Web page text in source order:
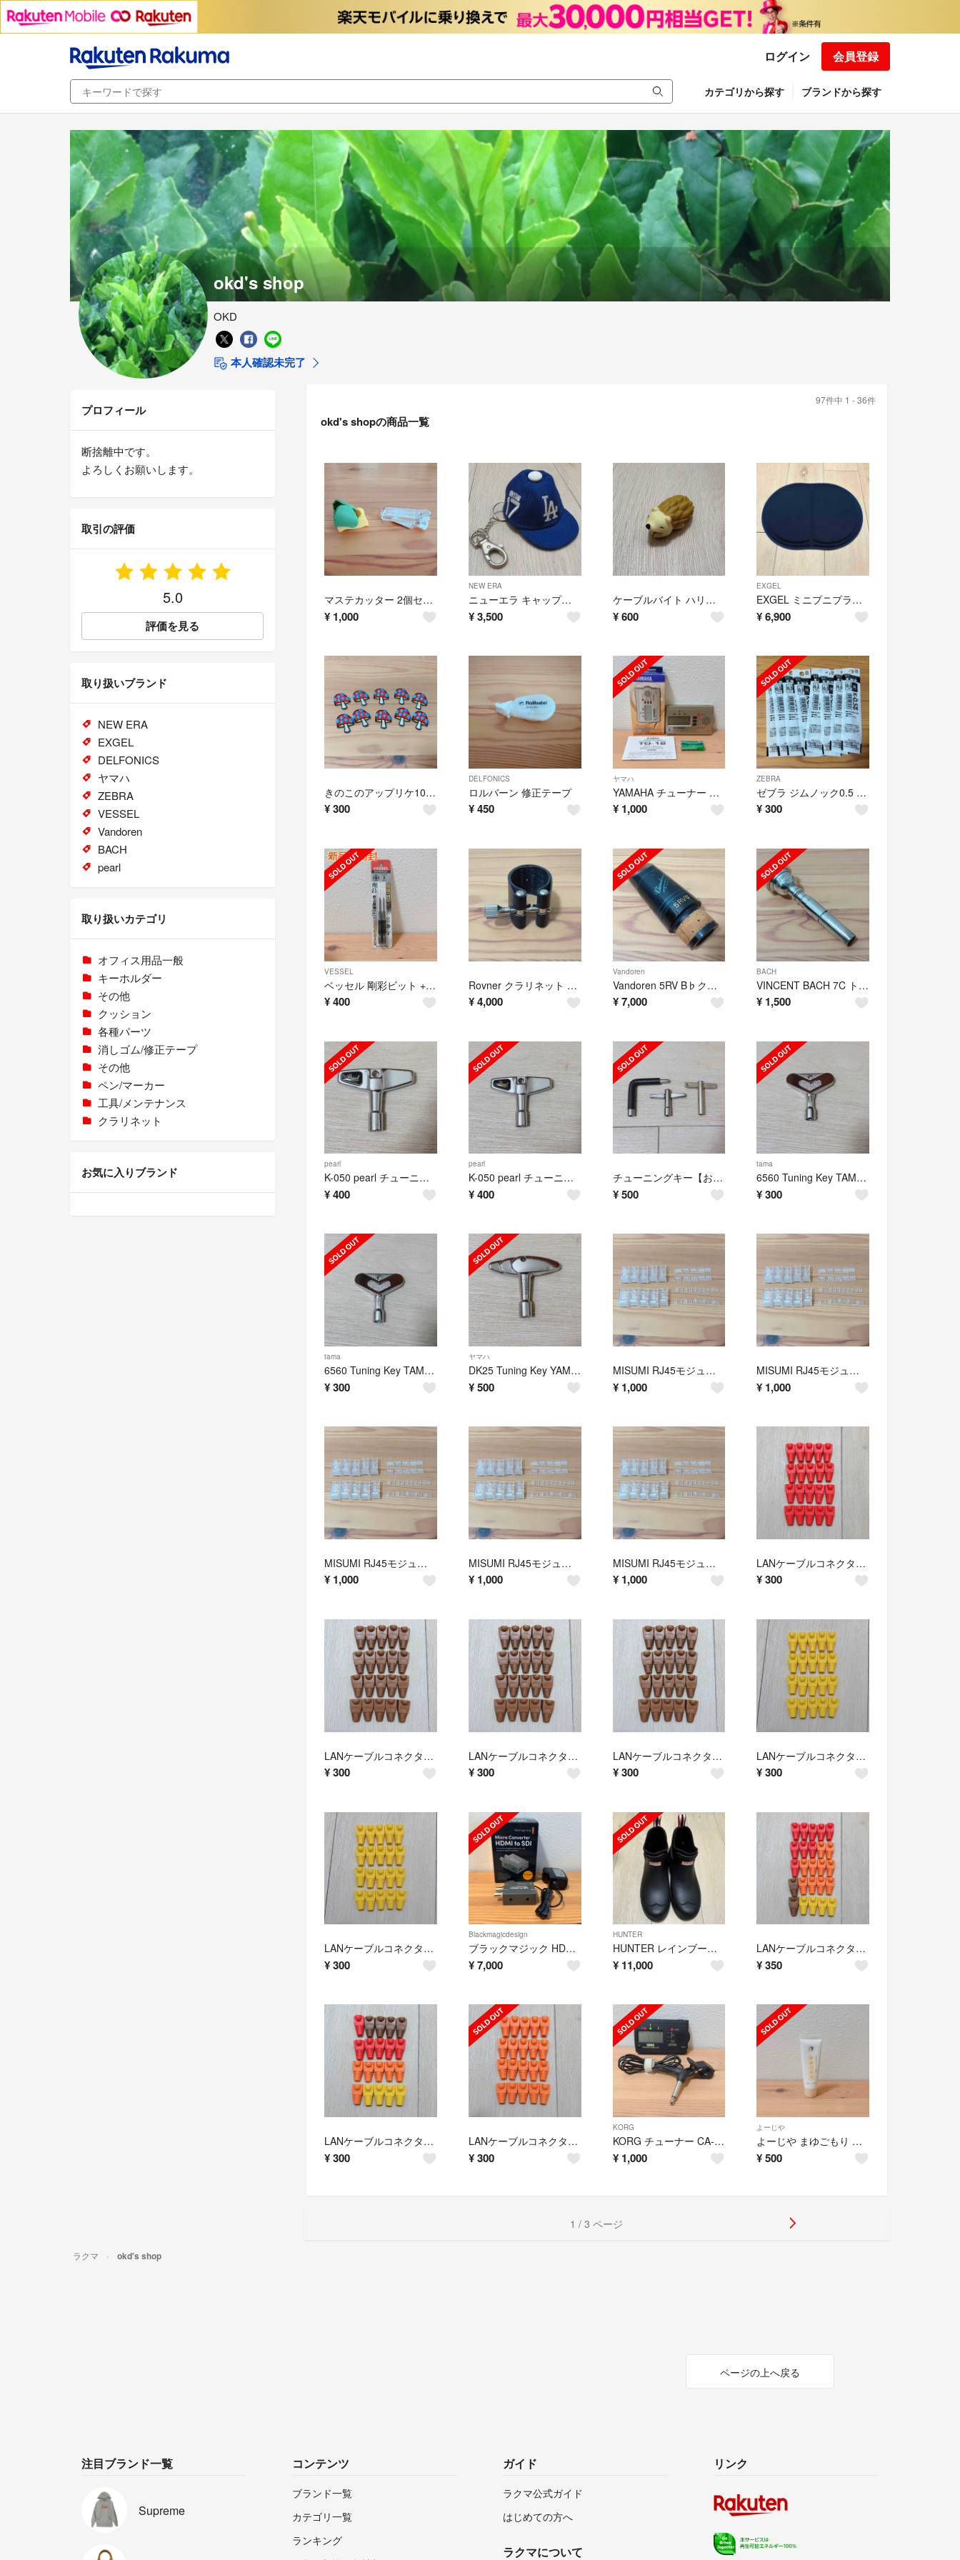
ログイン 会員登録
カテゴリから探す ブランドから探す
okd's shop
OKD
本人確認未完了
97件中 1 - 36件
okd's shopの商品一覧
マステカッター 2個セット
¥ 1,000
NEW ERA
ニューエラ キャップキーホルダー ドジャース 大谷翔平
¥3,500
ケーブルバイト ハリネズミ Lightning
¥ 600
EXGEL
EXGEL ミニプニプラス マリンブルー
¥6,900
きのこのアップリケ10個【新品未使用】
¥300
DELFONICS
ロルバーン 修正テープ
¥450
ヤマハ
YAMAHA チューナー TD-12【新品未使用】
¥ 1,000
ZEBRA
ゼブラ ジムノック0.5 BP替芯 BRS-6A-K-BK 8本【新品未開封】
¥300
VESSEL
ベッセル 剛彩ビット +0【新品未開封】
¥400
Rovner クラリネット リガチャー MKⅢ C-1R 革製
¥4,000
Vandoren
Vandoren 5RV B♭クラリネット マウスピース
¥ 7,000
BACH
VINCENT BACH 7C トランペット マウスピース
¥ 1,500
pearl
K-050 pearl チューニングキー②
¥400
pearl
K-050 pearl チューニングキー①
¥400
チューニングキー【おまとめ】
¥ 500
tama
6560 Tuning Key TAMA②
¥300
tama
6560 Tuning Key TAMA①
¥300
ヤマハ
DK25 Tuning Key YAMAHA
¥500
MISUMI RJ45モジューラープラグ10個⑤ 【新品未使用】
¥ 1,000
MISUMI RJ45モジューラープラグ10個④ 【新品未使用】
¥ 1,000
MISUMI RJ45モジューラープラグ10個③ 【新品未使用】
¥ 1,000
MISUMI RJ45モジューラープラグ10個② 【新品未使用】
¥ 1,000
MISUMI RJ45モジューラープラグ10個① 【新品未使用】
¥ 1,000
LANケーブルコネクタカバー RJ45 8極8芯 20個 レッド
¥300
LANケーブルコネクタカバー RJ45 8極8芯 20個 ブラウン③
¥300
LANケーブルコネクタカバー RJ45 8極8芯 20個 ブラウン②
¥300
LANケーブルコネクタカバー RJ45 8極8芯 20個 ブラウン①
¥ 300
LANケーブルコネクタカバー RJ45 8極8芯 20個 イエロー②
¥300
LANケーブルコネクタカバー RJ45 8極8芯 20個 イエロー①
¥300
Blackmagicdesign
ブラックマジック HDMI to SDI コンバーター
¥7,000
HUNTER
HUNTER レインブーツ チェルシー トリコロール
¥ 11,000
LANケーブルコネクタカバー RJ45 8極8芯 25個 アソート【新品未使用】
¥350
LANケーブルコネクタカバー RJ45 8極8芯 20個 アソート【新品未使用】
¥300
LANケーブルコネクタカバー RJ45 8極8芯 20個 オレンジ
¥300
KORG
KORG チューナー CA-30【マイク付き】
¥ 1,000
よーじや
よーじや まゆごもり はんどくりーむ 30ml
¥500
1 / 3 ページ
プロフィール
断捨離中です。
よろしくお願いします。
取引の評価
5.0
評価を見る
取り扱いブランド
NEW ERA
EXGEL
DELFONICS
ヤマハ
ZEBRA
VESSEL
Vandoren
BACH
pearl
取り扱いカテゴリ
オフィス用品一般
キーホルダー
その他
クッション
各種パーツ
消しゴム/修正テープ
その他
ペン/マーカー
工具/メンテナンス
クラリネット
お気に入りブランド
ラクマ okd's shop
ページの上へ戻る
注目ブランド一覧
Supreme
コンテンツ
ブランド一覧
カテゴリ一覧
ランキング
ガイド
ラクマ公式ガイド
はじめての方へ
ラクマについて
リンク